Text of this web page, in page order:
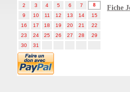
2
3 4 5 6 7 8
9 10 11 12 13 14
15
16
17 18 19 20 21
22
23
24 25 26 27 28
29
30
31
Fiche